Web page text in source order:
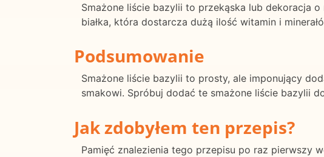
Smażone liście bazylii to przekąska lub dekoracja
białka, która dostarcza dużą ilość witamin i
Podsumowanie
Smażone liście bazylii to prosty, ale imponujący
smakowi. Spróbuj dodać te smażone liście bazylii
Jak zdobyłem ten przepis?
Pamięć znalezienia tego przepisu po raz pierwszy